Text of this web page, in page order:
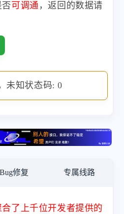
可调通 ，返回的数据请
未知状态码: 0
Bug修复 专属线路
了上千位开发者提供的